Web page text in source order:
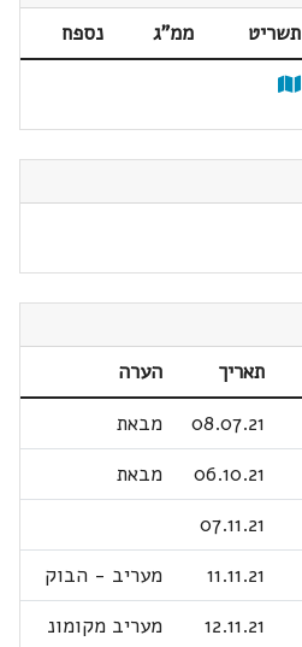
תשריט ממ"ג
נספח
תאריך
הערה
08.07.21
מבאת
06.10.21
מבאת
07.11.21
11.11.21
מעריב - הבוק
12.11.21
מעריב מקומונ